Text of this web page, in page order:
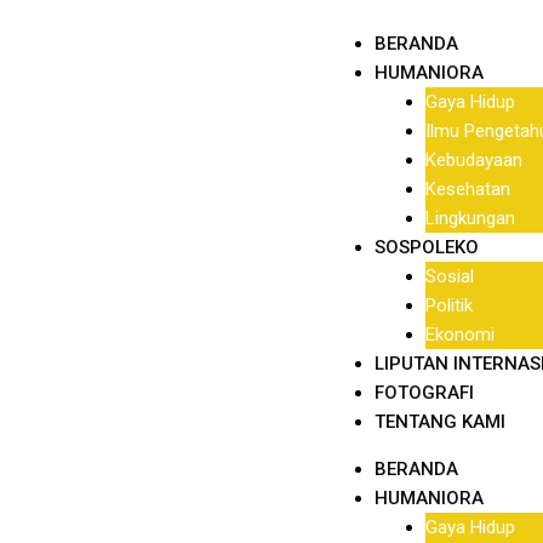
BERANDA
HUMANIORA
Gaya Hidup
Ilmu
Kebudayaan
Kesehatan
Lingkungan
SOSPOLEKO
Sosial
Politik
Ekonomi
LIPUTAN
FOTOGRAFI
TENTANG KAMI
BERANDA
HUMANIORA
Gaya Hidup